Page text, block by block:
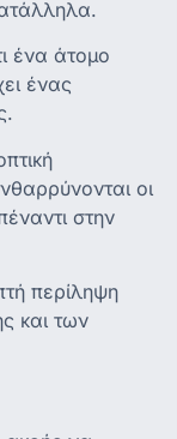
ένα άτομο
ένας
οι
στην
περίληψη
και των